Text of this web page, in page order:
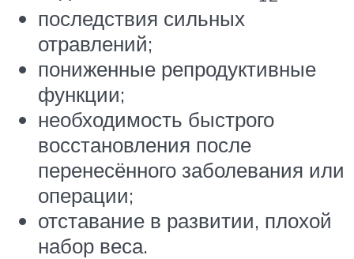
последствия сильных
отравлений;
пониженные репродуктивные
функции;
необходимость быстрого
восстановления после
перенесённого заболевания или
операции;
отставание в развитии, плохой
набор веса.